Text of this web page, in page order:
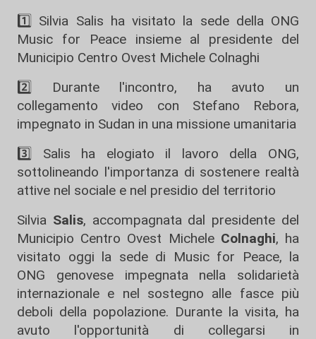
1️⃣ Silvia Salis ha visitato la sede della ONG
Music for Peace insieme al presidente del
Municipio Centro Ovest Michele Colnaghi
2️⃣ Durante l'incontro, ha avuto un
collegamento video con Stefano Rebora,
impegnato in Sudan in una missione umanitaria
3️⃣ Salis ha elogiato il lavoro della ONG,
sottolineando l'importanza di sostenere realtà
attive nel sociale e nel presidio del territorio
Silvia Salis, accompagnata dal presidente del
Municipio Centro Ovest Michele Colnaghi, ha
visitato oggi la sede di Music for Peace, la
ONG genovese impegnata nella solidarietà
internazionale e nel sostegno alle fasce più
deboli della popolazione. Durante la visita, ha
avuto l'opportunità di collegarsi in